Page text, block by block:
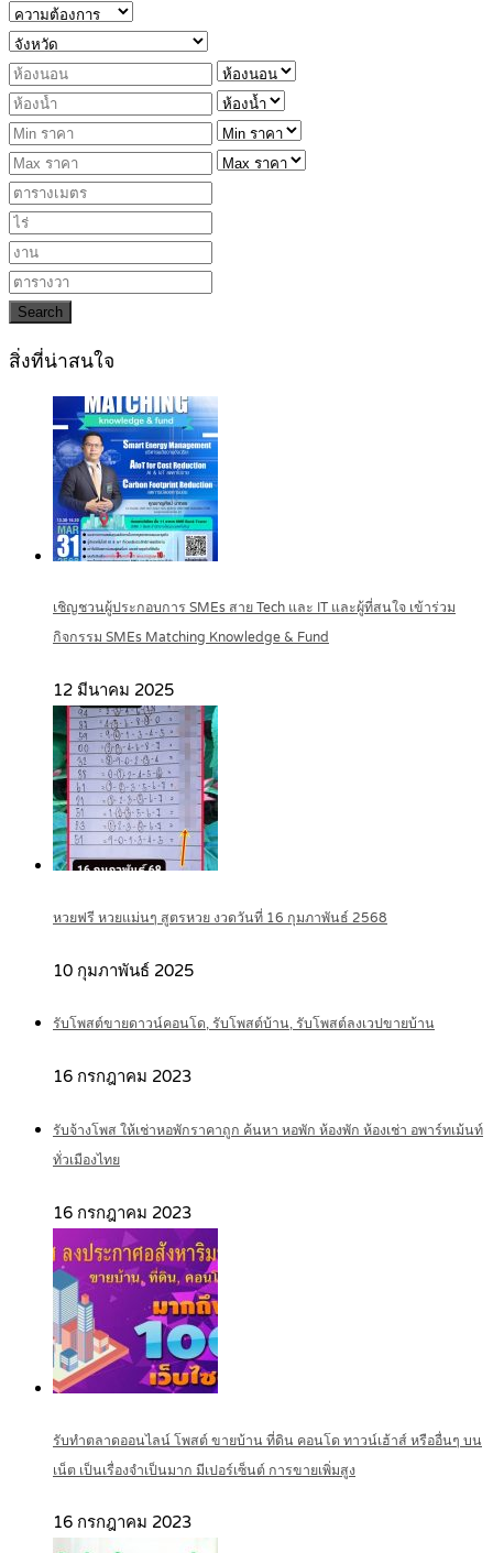
Search
สิ่งที่น่าสนใจ
เชิญชวนผู้ประกอบการ SMEs สาย Tech และ IT และผู้ที่สนใจ เข้าร่วม
กิจกรรม SMEs Matching Knowledge & Fund
12 มีนาคม 2025
หวยฟรี หวยแม่นๆ สูตรหวย งวดวันที่ 16 กุมภาพันธ์ 2568
10 กุมภาพันธ์ 2025
รับโพสต์ขายดาวน์คอนโด, รับโพสต์บ้าน, รับโพสต์ลงเวปขายบ้าน
16 กรกฎาคม 2023
รับจ้างโพส ให้เช่าหอพักราคาถูก ค้นหา หอพัก ห้องพัก ห้องเช่า อพาร์ทเม้นท์
ทั่วเมืองไทย
16 กรกฎาคม 2023
รับทำตลาดออนไลน์ โพสต์ ขายบ้าน ที่ดิน คอนโด ทาวน์เฮ้าส์ หรืออื่นๆ บน
เน็ต เป็นเรื่องจำเป็นมาก มีเปอร์เซ็นต์ การขายเพิ่มสูง
16 กรกฎาคม 2023